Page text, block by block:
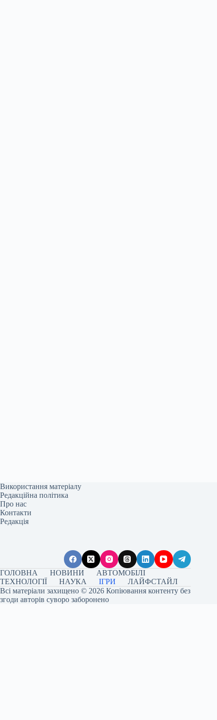
Використання матеріалу
Редакційна політика
Про нас
Контакти
Редакція
ГОЛОВНА НОВИНИ
АВТОМОБІЛІ
ТЕХНОЛОГІЇ
НАУКА ІГРИ
ЛАЙФСТАЙЛ
Всі матеріали захищено © 2026 Копіювання контенту без
згоди авторів суворо заборонено